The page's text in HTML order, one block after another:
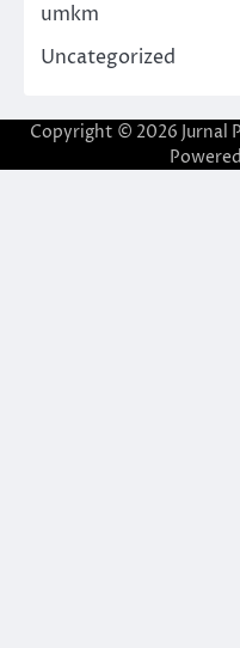
umkm
Uncategorized
Copyright © 2026 Jurnal